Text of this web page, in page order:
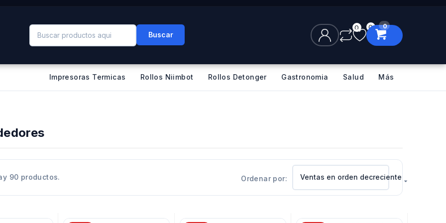
Buscar
0 0 0
Impresoras Termicas Rollos Niimbot Rollos Detonger Gastronomia Salud Más
90 productos. Ordenar por: Ventas en orden decreciente 